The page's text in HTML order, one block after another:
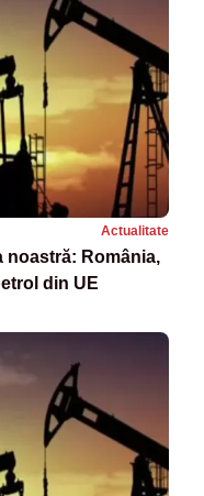
Actualitate
noastră: România,
din UE